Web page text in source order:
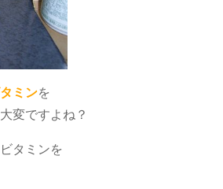
ミンを
変ですよね？
タミンを